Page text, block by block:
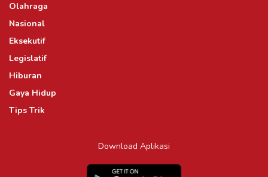
Olahraga
Nasional
Eksekutif
Legislatif
Hiburan
Gaya Hidup
Tips Trik
Download Aplikasi